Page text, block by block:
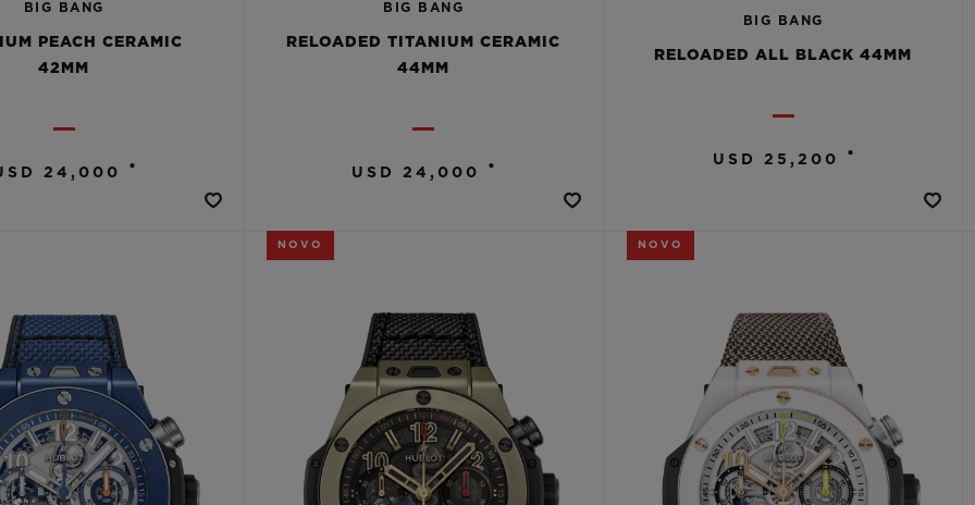
BIG BANG
PEACH CERAMIC
42MM
24,000 •
BIG BANG
RELOADED TITANIUM CERAMIC
44MM
USD 24,000 •
BIG BANG
RELOADED ALL BLACK 44MM
USD 25,200 •
NOVO NOVO